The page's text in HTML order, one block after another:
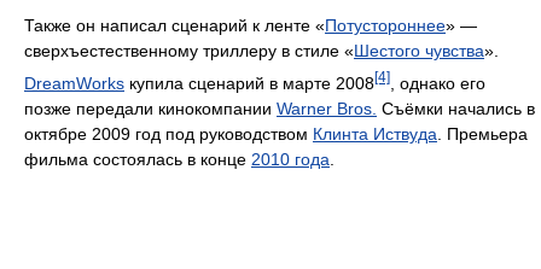
Также он написал сценарий к ленте «Потустороннее» —
сверхъестественному триллеру в стиле «Шестого чувства».
DreamWorks купила сценарий в марте 2008[4]
, однако его
позже передали кинокомпании Warner Bros. Съёмки начались в
октябре 2009 год под руководством Клинта Иствуда . Премьера
фильма состоялась в конце 2010 года